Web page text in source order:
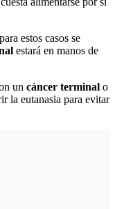
estos casos se
estará en manos de
un cáncer terminal o
la eutanasia para evitar